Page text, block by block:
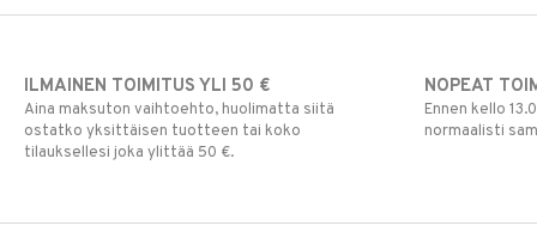
ILMAINEN TOIMITUS YLI 50 €
Aina maksuton vaihtoehto, huolimatta siitä
ostatko yksittäisen tuotteen tai koko
tilauksellesi joka ylittää 50 €.
NOPEAT
Ennen kello
normaalisti